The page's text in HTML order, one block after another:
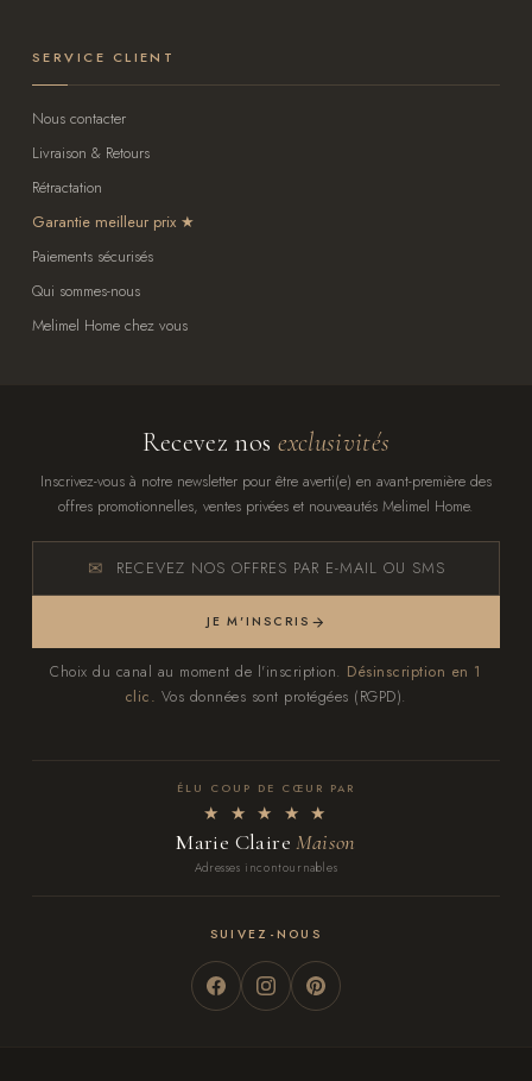
SERVICE CLIENT
Nous contacter
Livraison & Retours
Rétractation
Garantie meilleur prix
Paiements sécurisés
Qui sommes-nous
Melimel Home chez vous
Recevez nos exclusivités
Inscrivez-vous à notre newsletter pour être averti(e) en avant-première des
offres promotionnelles, ventes privées et nouveautés Melimel Home.
RECEVEZ NOS OFFRES PAR E-MAIL OU SMS
JE M'INSCRIS
Choix du canal au moment de l'inscription. Désinscription en 1
clic. Vos données sont protégées (RGPD).
ÉLU COUP DE CŒUR PAR
★ ★ ★ ★ ★
Marie ClaireMaison
Adresses incontournables
SUIVEZ-NOUS